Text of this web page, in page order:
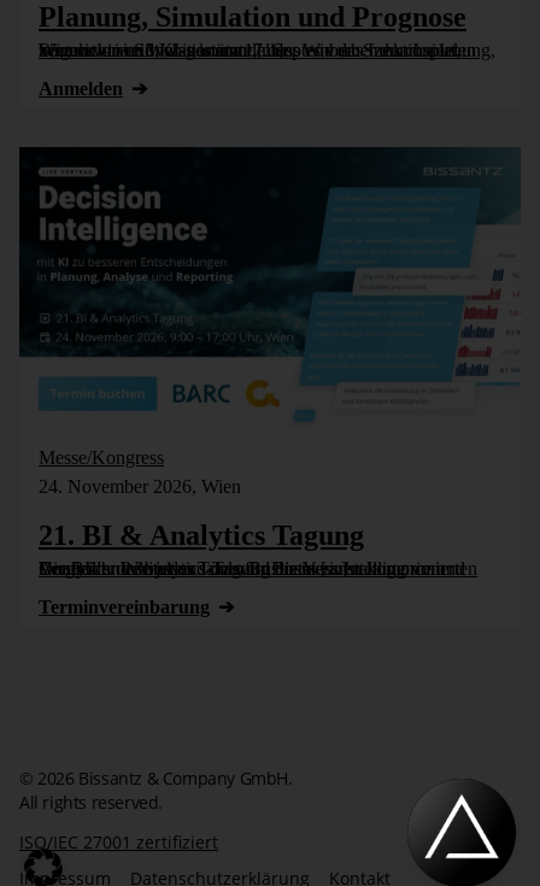
Planung, Simulation und Prognose
Wer nicht weiß, was kommt, muss es vorher durchspielen können – in Simulationsmodellen. Wie das funktioniert, zeigen wir im Webinar am 17. September: Szenarioplanung, Simulation und KI-gestützte [...]
Anmelden
Messe/Kongress
24. November 2026, Wien
21. BI & Analytics Tagung
Die BI- und Analytics-Tagung bietet einen komprimierten Vergleich der besten Tools für Business Intelligence und Analytics. Wie jedes Jahr wird die Veranstaltung vom Controller Institut und dem Business [...]
Termin­vereinbarung
© 2026 Bissantz & Company GmbH.
All rights reserved.
ISO/IEC 27001 zertifiziert
Impressum
Datenschutzerklärung Kontakt